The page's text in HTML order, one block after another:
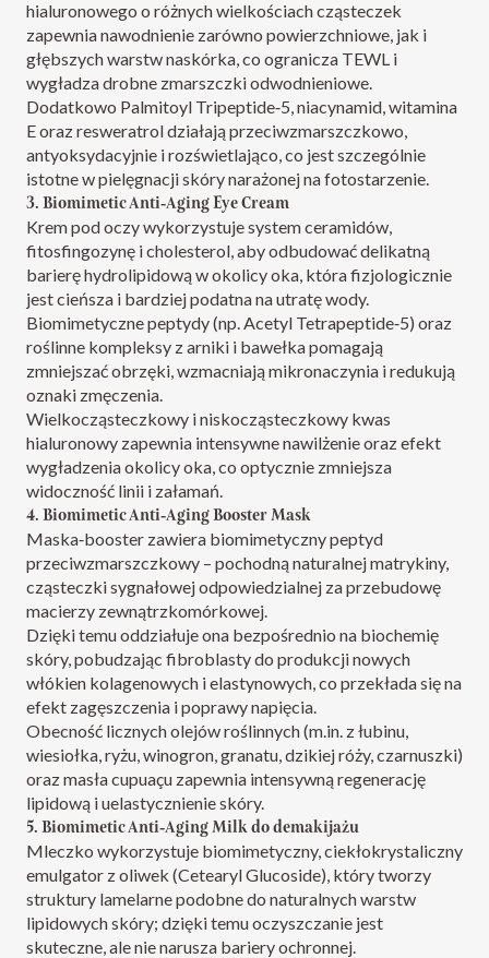
hialuronowego o różnych wielkościach cząsteczek
zapewnia nawodnienie zarówno powierzchniowe, jak i
głębszych warstw naskórka, co ogranicza TEWL i
wygładza drobne zmarszczki odwodnieniowe.​
Dodatkowo Palmitoyl Tripeptide‑5, niacynamid, witamina
E oraz resweratrol działają przeciwzmarszczkowo,
antyoksydacyjnie i rozświetlająco, co jest szczególnie
istotne w pielęgnacji skóry narażonej na fotostarzenie.​
3. Biomimetic Anti‑Aging Eye Cream
Krem pod oczy wykorzystuje system ceramidów,
fitosfingozynę i cholesterol, aby odbudować delikatną
barierę hydrolipidową w okolicy oka, która fizjologicznie
jest cieńsza i bardziej podatna na utratę wody.​
Biomimetyczne peptydy (np. Acetyl Tetrapeptide‑5) oraz
roślinne kompleksy z arniki i bawełka pomagają
zmniejszać obrzęki, wzmacniają mikronaczynia i redukują
oznaki zmęczenia.​
Wielkocząsteczkowy i niskocząsteczkowy kwas
hialuronowy zapewnia intensywne nawilżenie oraz efekt
wygładzenia okolicy oka, co optycznie zmniejsza
widoczność linii i załamań.​
4. Biomimetic Anti‑Aging Booster Mask
Maska‑booster zawiera biomimetyczny peptyd
przeciwzmarszczkowy – pochodną naturalnej matrykiny,
cząsteczki sygnałowej odpowiedzialnej za przebudowę
macierzy zewnątrzkomórkowej.​
Dzięki temu oddziałuje ona bezpośrednio na biochemię
skóry, pobudzając fibroblasty do produkcji nowych
włókien kolagenowych i elastynowych, co przekłada się na
efekt zagęszczenia i poprawy napięcia.
Obecność licznych olejów roślinnych (m.in. z łubinu,
wiesiołka, ryżu, winogron, granatu, dzikiej róży, czarnuszki)
oraz masła cupuaçu zapewnia intensywną regenerację
lipidową i uelastycznienie skóry.​
5. Biomimetic Anti‑Aging Milkdo demakijażu
Mleczko wykorzystuje biomimetyczny, ciekłokrystaliczny
emulgator z oliwek (Cetearyl Glucoside), który tworzy
struktury lamelarne podobne do naturalnych warstw
lipidowych skóry; dzięki temu oczyszczanie jest
skuteczne, ale nie narusza bariery ochronnej.​